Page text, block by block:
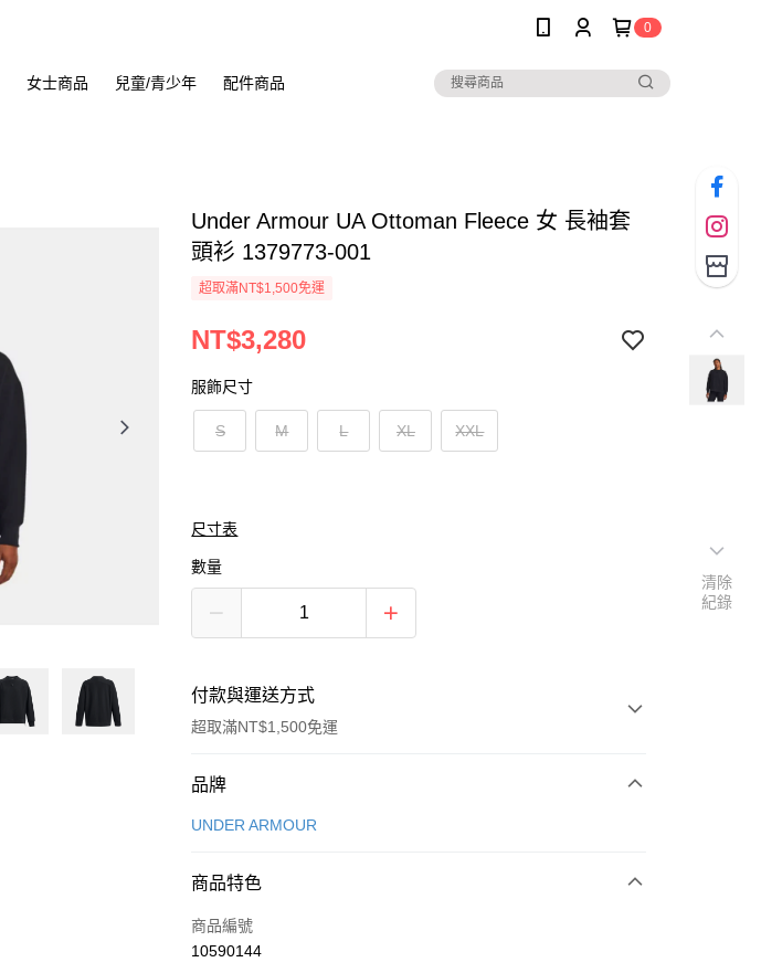
0
女士商品 兒童/青少年 配件商品
Under Armour UA Ottoman Fleece 女 長袖套
頭衫 1379773-001
超取滿NT$1,500免運
NT$3,280
服飾尺寸
S M L XL XXL
尺寸表
數量
付款與運送方式
超取滿NT$1,500免運
付款方式
信用卡一次付款
合作金庫商業銀行
華南商業銀行
LINE Pay
品牌
UNDER ARMOUR
商品特色
商品編號
10590144
清除
紀錄